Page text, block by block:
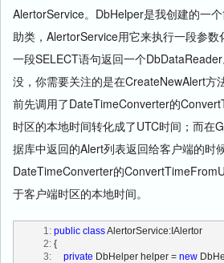
AlertorService。DbHelper是我创建的一
助类，AlertorService用它来执行一段参
一段SELECT语句返回一个
没，你需要关注的是在CreateNewAlert方
前先调用了DateTimeConverter的
时区的本地时间转化成了UTC时间；而在
据库中返回的Alert列表返回给客户端的时
DateTimeConverter的
于客户端时区的本地时间。
   1:
public class AlertorService:IAlertor
   2:
{
   3:
private DbHelper helper = new